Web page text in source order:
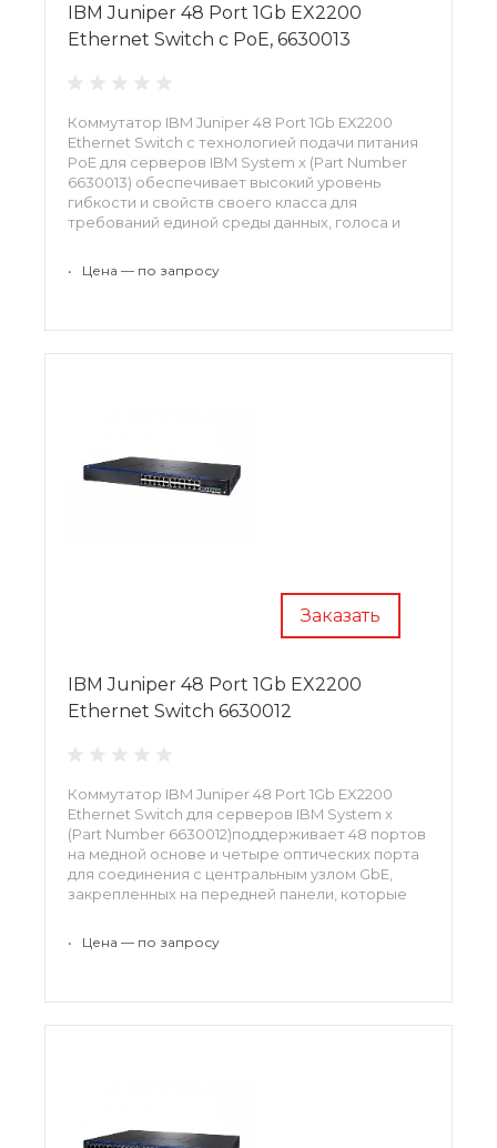
IBM Juniper 48 Port 1Gb EX2200
Ethernet Switch c PoE, 6630013
Коммутатор IBM Juniper 48 Port 1Gb EX2200
Ethernet Switch с технологией подачи питания
PoE для серверов IBM System x (Part Number
6630013) обеспечивает высокий уровень
гибкости и свойств своего класса для
требований единой среды данных, голоса и
• Цена — по запросу
Заказать
IBM Juniper 48 Port 1Gb EX2200
Ethernet Switch 6630012
Коммутатор IBM Juniper 48 Port 1Gb EX2200
Ethernet Switch для серверов IBM System x
(Part Number 6630012)поддерживает 48 портов
на медной основе и четыре оптических порта
для соединения с центральным узлом GbE,
закрепленных на передней панели, которые
узлов между серверными комнатами и
• Цена — по запросу